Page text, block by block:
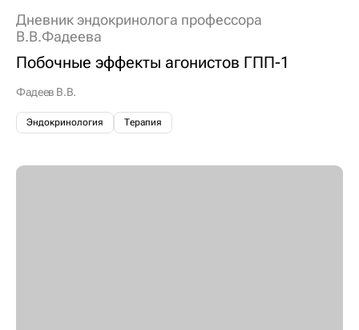
Дневник эндокринолога профессора
В.В.Фадеева
Побочные эффекты агонистов ГПП-1
Фадеев В.В.
Эндокринология Терапия